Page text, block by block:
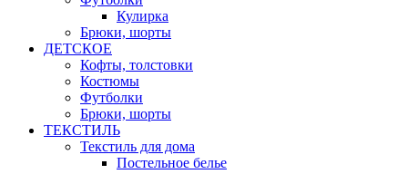
Кулирка
Брюки, шорты
ДЕТСКОЕ
Кофты, толстовки
Костюмы
Футболки
Брюки, шорты
ТЕКСТИЛЬ
Текстиль для дома
Постельное белье